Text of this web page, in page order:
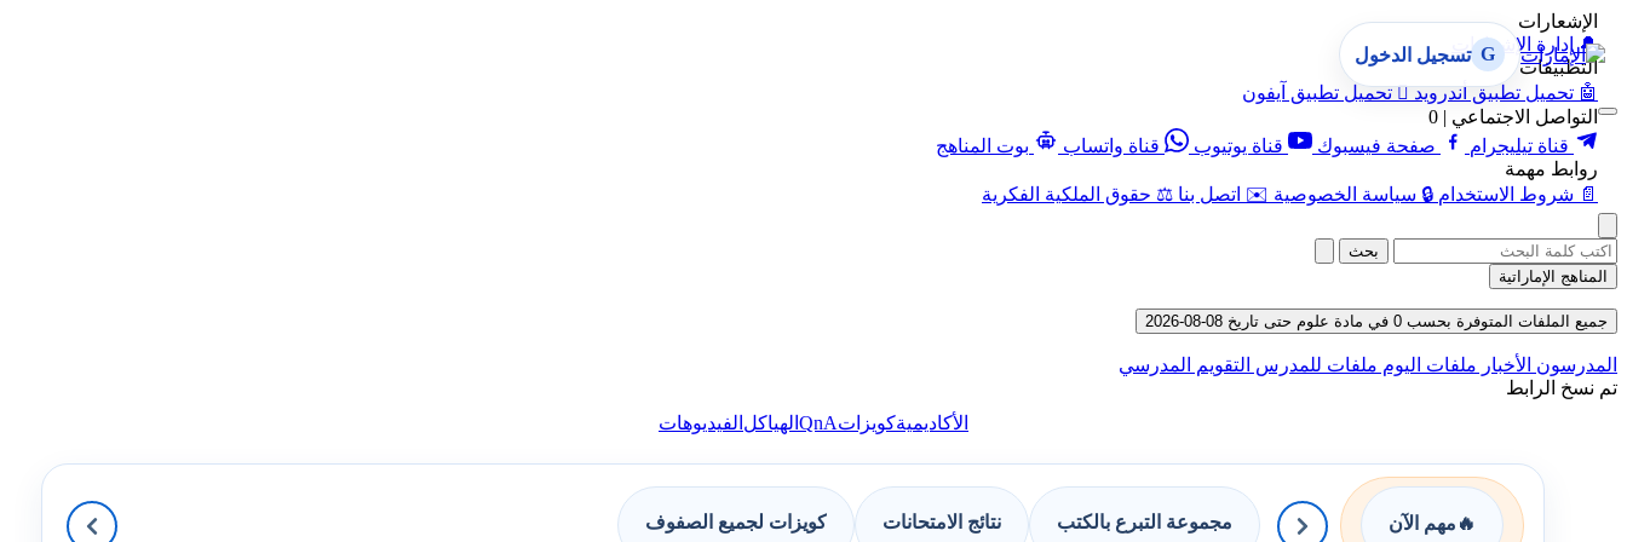
الإشعارات
🔔 إدارة الإشعارات
التطبيقات
🤖 تحميل تطبيق أندرويد  تحميل تطبيق آيفون
التواصل الاجتماعي | 0
قناة تيليجرام
صفحة فيسبوك قناة يوتيوب قناة واتساب
بوت المناهج
روابط مهمة
📄 شروط الاستخدام 🔒 سياسة الخصوصية ✉️ اتصل بنا ⚖️ حقوق الملكية الفكرية
G تسجيل الدخول
بحث
المناهج الإماراتية
جميع الملفات المتوفرة بحسب 0 في مادة علوم حتى تاريخ 08-08-2026
المدرسون الأخبار ملفات اليوم ملفات للمدرس التقويم المدرسي
تم نسخ الرابط
الأكاديميةكويزاتQnA الهياكل الفيديوهات
🔥 مهم الآن مجموعة التبرع بالكتب نتائج الامتحانات كويزات لجميع الصفوف